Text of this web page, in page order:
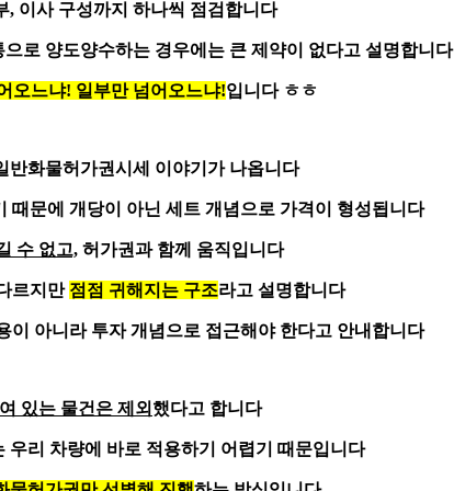
, 이사 구성까지 하나씩 점검합니다
로 양도양수하는 경우에는 큰 제약이 없다고 설명합니다
오느냐! 일부만 넘어오느냐!입니다 ㅎㅎ
반화물허가권시세 이야기가 나옵니다
때문에 개당이 아닌 세트 개념으로 가격이 형성됩니다
수 없고, 허가권과 함께 움직입니다
르지만 점점 귀해지는 구조라고 설명합니다
이 아니라 투자 개념으로 접근해야 한다고 안내합니다
있는 물건은 제외 했다고 합니다
우리 차량에 바로 적용하기 어렵기 때문입니다